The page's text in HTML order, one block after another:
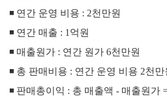
◾ 연간 운영 비용 : 2천만원
◾ 연간 매출 : 1억원
◾ 매출원가 : 연간 원가 6천만원
◾ 총 판매비용 : 연간 운영 비용 2천만
◾ 판매총이익 : 총 매출액 - 매출원가